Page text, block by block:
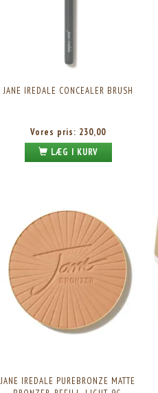
JANE IREDALE CONCEALER BRUSH
Vores pris: 230,00
LÆG I KURV
JANE IREDALE PUREBRONZE MATTE